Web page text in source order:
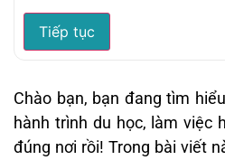
Tiếp tục
Chào bạn, bạn đang tìm
hành trình du học, làm việc
đúng nơi rồi! Trong bài viết